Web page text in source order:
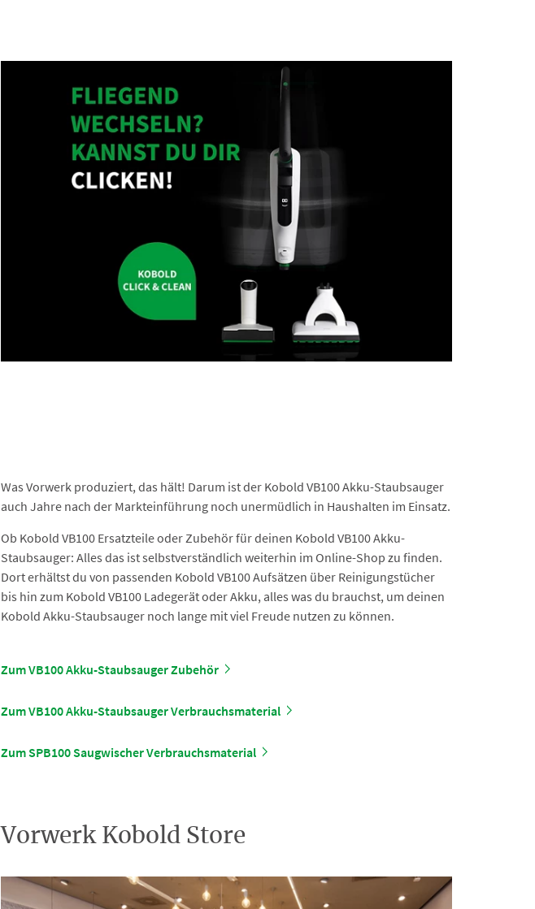
Was Vorwerk produziert, das hält! Darum ist der Kobold VB100 Akku-Staubsauger
auch Jahre nach der Markteinführung noch unermüdlich in Haushalten im Einsatz.
Ob Kobold VB100 Ersatzteile oder Zubehör für deinen Kobold VB100 Akku-
Staubsauger: Alles das ist selbstverständlich weiterhin im Online-Shop zu finden.
Dort erhältst du von passenden Kobold VB100 Aufsätzen über Reinigungstücher
bis hin zum Kobold VB100 Ladegerät oder Akku, alles was du brauchst, um deinen
Kobold Akku-Staubsauger noch lange mit viel Freude nutzen zu können.
Zum VB100 Akku-Staubsauger Zubehör
Zum VB100 Akku-Staubsauger Verbrauchsmaterial
Zum SPB100 Saugwischer Verbrauchsmaterial
Vorwerk Kobold Store